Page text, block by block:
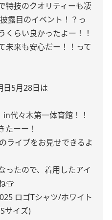
特技のクオリティーも凄
露目のイベント！？っ
くらい良かったよー！！
未来も安心だー！！って
日5月28日は
in代々木第一体育館！！
たーー！
ライブをお見せできるよ
ったので、着用したアイ
👕
ロゴTシャツ/ホワイト
サイズ)